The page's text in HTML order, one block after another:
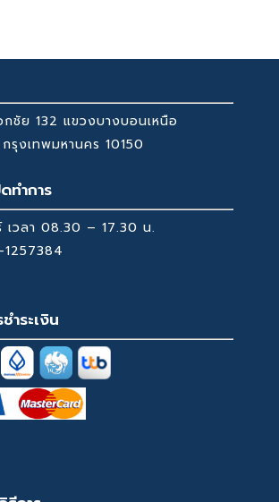
กชัย 132 แขวงบางบอนเหนือ
รุงเทพมหานคร 10150
ทำการ
วลา 08.30 – 17.30 น.
ำระเงิน